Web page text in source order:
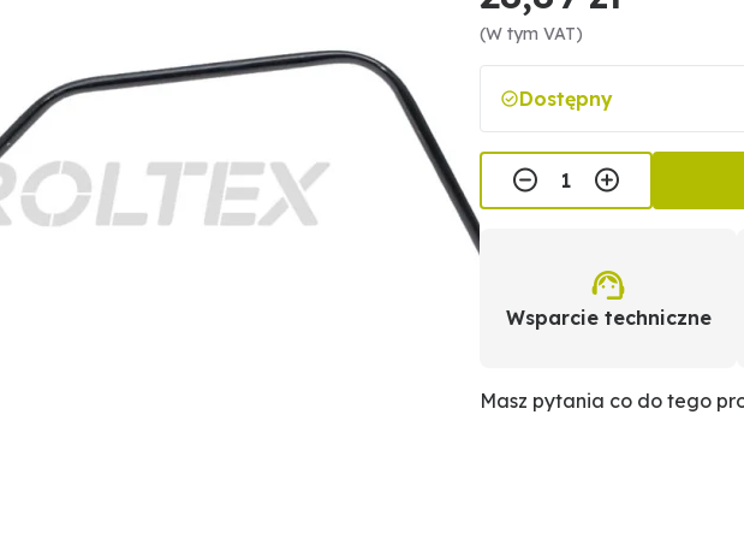
(W tym VAT)
Dostępny
Wsparcie techniczne
Masz pytania co do tego